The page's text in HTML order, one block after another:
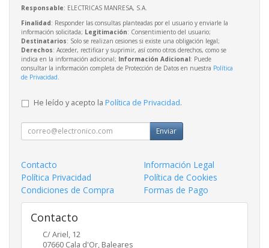
Responsable: ELECTRICAS MANRESA, S.A.
Finalidad: Responder las consultas planteadas por el usuario y enviarle la
información solicitada; Legitimación: Consentimiento del usuario;
Destinatarios: Solo se realizan cesiones si existe una obligación legal;
Derechos: Acceder, rectificar y suprimir, así como otros derechos, como se
indica en la información adicional; Información Adicional: Puede
consultar la información completa de Protección de Datos en nuestra Política
de Privacidad
He leído y acepto la Política de Privacidad.
Enviar
Contacto
Información Legal
Política Privacidad
Política de Cookies
Condiciones de Compra
Formas de Pago
Contacto
C/ Ariel, 12
07660 Cala d'Or, Baleares